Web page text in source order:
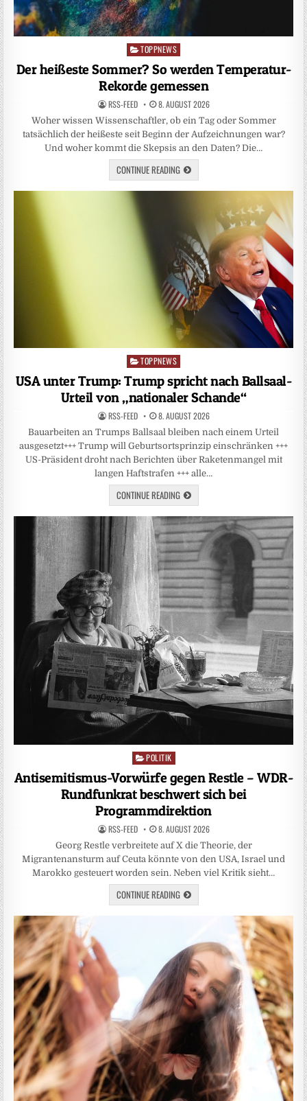
Posted
TOPPNEWS
Der heißeste Sommer? So werden Temperatur-
Rekorde gemessen
RSS-FEED 8. AUGUST 2026
Woher wissen Wissenschaftler, ob ein Tag oder Sommer
tatsächlich der heißeste seit Beginn der Aufzeichnungen war?
Und woher kommt die Skepsis an den Daten? Die…
CONTINUE READING
Posted
in
TOPPNEWS
USA unter Trump: Trump spricht nach Ballsaal-
Urteil von „nationaler Schande“
RSS-FEED 8. AUGUST 2026
Bauarbeiten an Trumps Ballsaal bleiben nach einem Urteil
ausgesetzt+++ Trump will Geburtsortsprinzip einschränken +++
US-Präsident droht nach Berichten über Raketenmangel mit
langen Haftstrafen +++ alle…
CONTINUE READING
Posted
POLITIK
Antisemitismus-Vorwürfe gegen Restle – WDR-
Rundfunkrat beschwert sich bei
Programmdirektion
RSS-FEED 8. AUGUST 2026
Georg Restle verbreitete auf X die Theorie, der
Migrantenansturm auf Ceuta könnte von den USA, Israel und
Marokko gesteuert worden sein. Neben viel Kritik sieht…
CONTINUE READING